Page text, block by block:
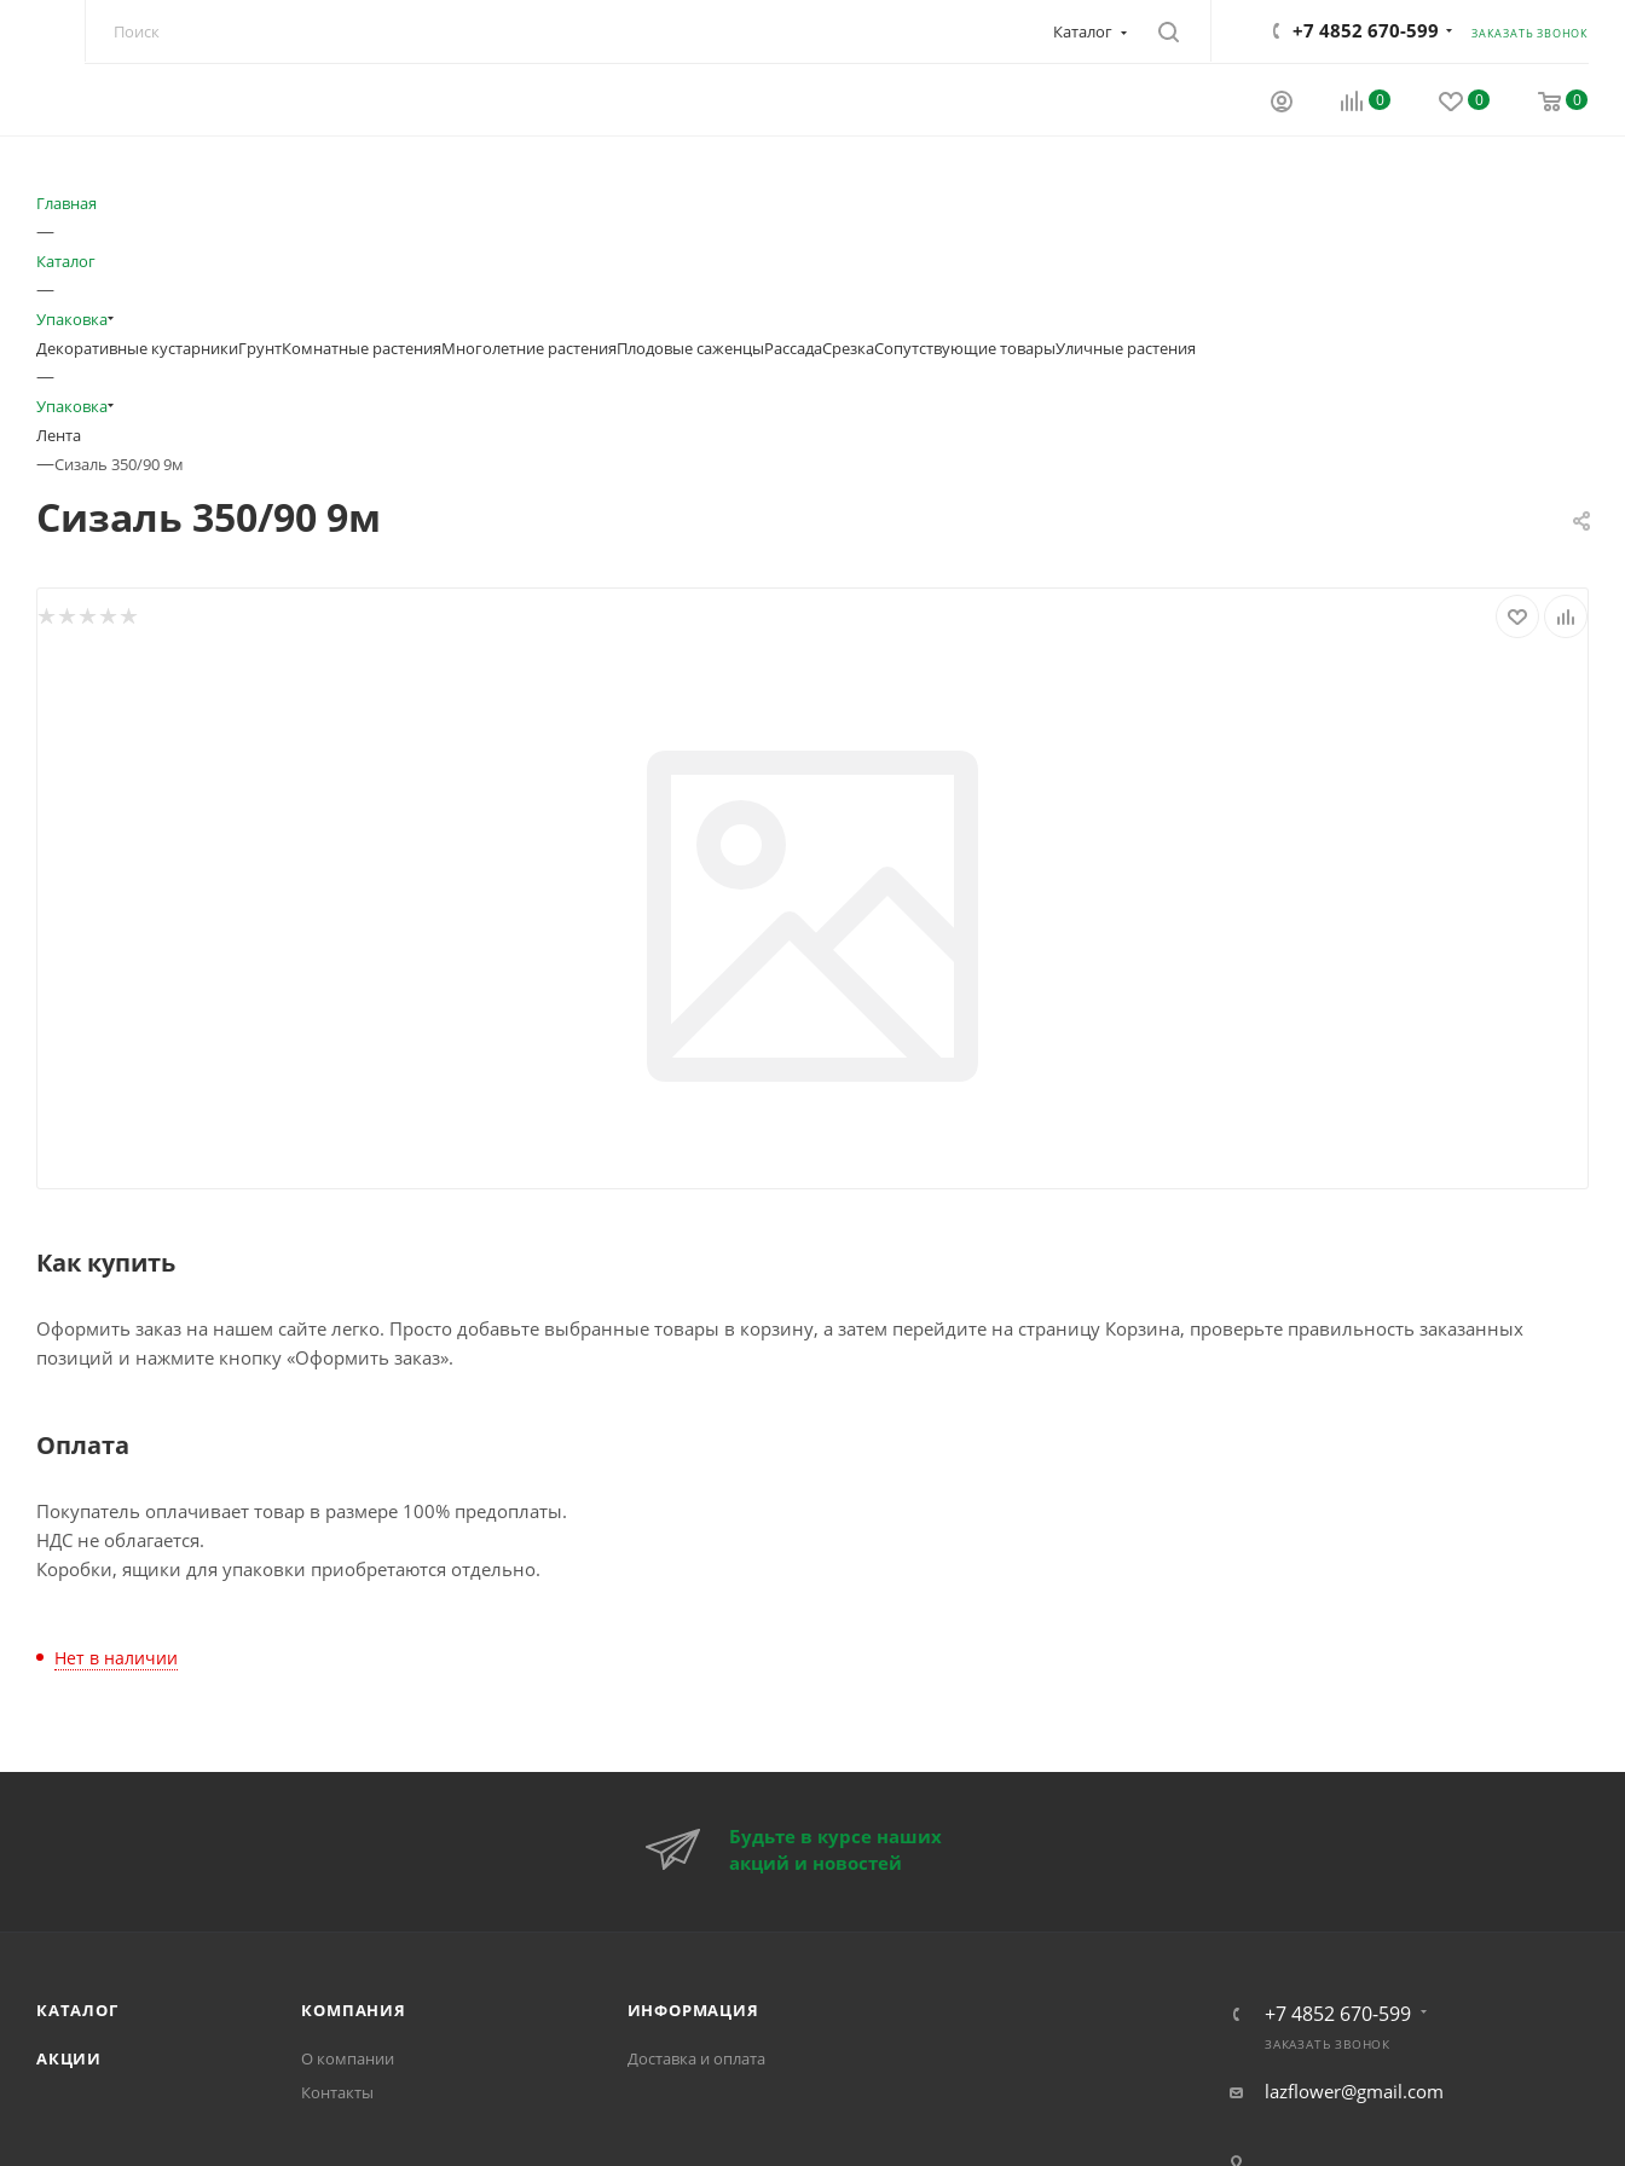
Каталог +7 4852 670-599 ЗАКАЗАТЬ ЗВОНОК
0 0 0
Главная
—
Каталог
—
Упаковка
Декоративные кустарникиГрунтКомнатные растенияМноголетние растенияПлодовые саженцыРассадаСрезкаСопутствующие товарыУличные растения
—
Упаковка
Лента
—Сизаль 350/90 9м
Сизаль 350/90 9м
Как купить
Оформить заказ на нашем сайте легко. Просто добавьте выбранные товары в корзину, а затем перейдите на страницу Корзина, проверьте правильность заказанных
позиций и нажмите кнопку «Оформить заказ».
Оплата
Покупатель оплачивает товар в размере 100% предоплаты.
НДС не облагается.
Коробки, ящики для упаковки приобретаются отдельно.
Нет в наличии
Будьте в курсе наших
акций и новостей
КАТАЛОГ
АКЦИИ
КОМПАНИЯ
О компании
Контакты
ИНФОРМАЦИЯ
Доставка и оплата
+7 4852 670-599
ЗАКАЗАТЬ ЗВОНОК
lazflower@gmail.com